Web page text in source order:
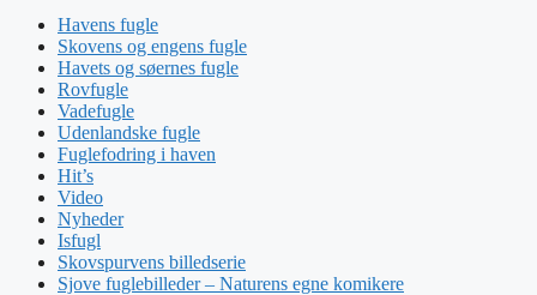
Havens fugle
Skovens og engens fugle
Havets og søernes fugle
Rovfugle
Vadefugle
Udenlandske fugle
Fuglefodring i haven
Hit’s
Video
Nyheder
Isfugl
Skovspurvens billedserie
Sjove fuglebilleder – Naturens egne komikere